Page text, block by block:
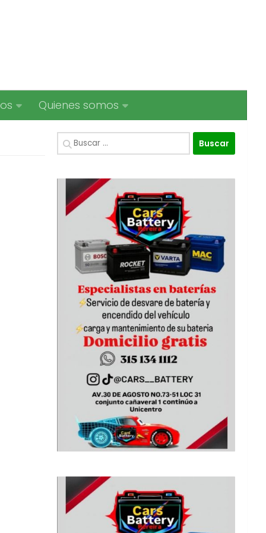
Quienes somos
Buscar: